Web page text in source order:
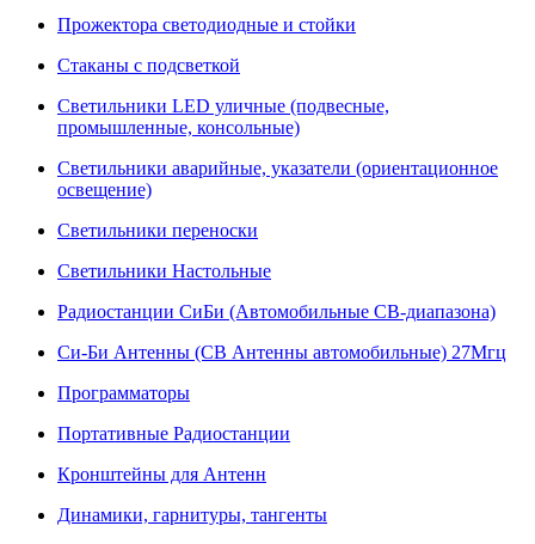
Прожектора светодиодные и стойки
Стаканы с подсветкой
Светильники LED уличные (подвесные,
промышленные, консольные)
Светильники аварийные, указатели (ориентационное
освещение)
Светильники переноски
Светильники Настольные
Радиостанции СиБи (Автомобильные СВ-диапазона)
Си-Би Антенны (СВ Антенны автомобильные) 27Мгц
Программаторы
Портативные Радиостанции
Кронштейны для Антенн
Динамики, гарнитуры, тангенты